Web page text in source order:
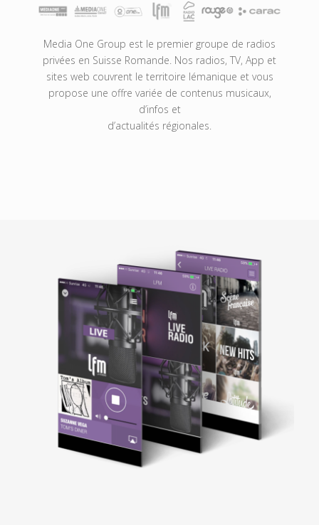
Media One Group est le premier groupe de radios
privées en Suisse Romande. Nos radios, TV, App et
sites web couvrent le territoire lémanique et vous
propose une offre variée de contenus musicaux,
d’infos et
d’actualités régionales.